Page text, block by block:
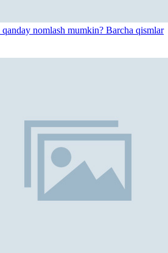
nomlash mumkin? Barcha qismlar